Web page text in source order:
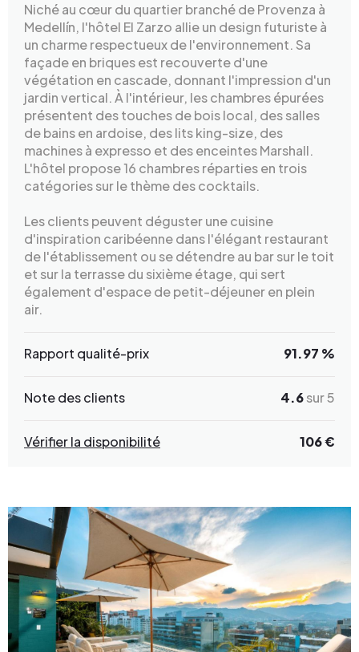
Niché au cœur du quartier branché de Provenza à
Medellín, l'hôtel El Zarzo allie un design futuriste à
un charme respectueux de l'environnement. Sa
façade en briques est recouverte d'une
végétation en cascade, donnant l'impression d'un
jardin vertical. À l'intérieur, les chambres épurées
présentent des touches de bois local, des salles
de bains en ardoise, des lits king-size, des
machines à expresso et des enceintes Marshall.
L'hôtel propose 16 chambres réparties en trois
catégories sur le thème des cocktails.
Les clients peuvent déguster une cuisine
d'inspiration caribéenne dans l'élégant restaurant
de l'établissement ou se détendre au bar sur le toit
et sur la terrasse du sixième étage, qui sert
également d'espace de petit-déjeuner en plein
air.
Rapport qualité-prix 91.97 %
Note des clients 4.6sur 5
Vérifier la disponibilité 106 €